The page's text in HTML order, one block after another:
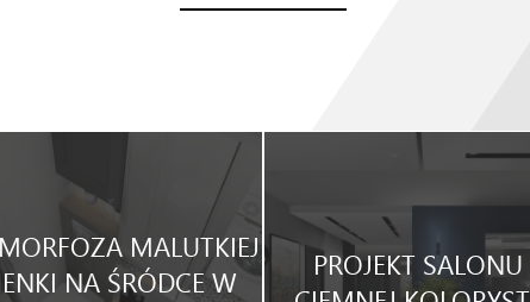
MALUTKIEJ
NA ŚRÓDCE W
PROJEKT